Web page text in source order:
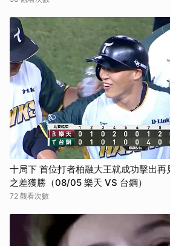
十局下 首位打者柏融大王就成功擊出
之差獲勝（08/05 樂天 VS 台鋼）
72 觀看次數